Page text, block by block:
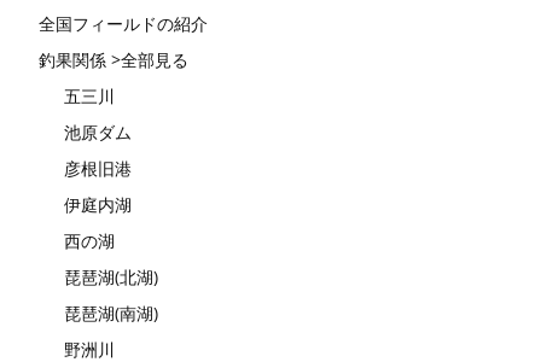
全国フィールドの紹介
釣果関係 >全部見る
五三川
池原ダム
彦根旧港
伊庭内湖
西の湖
琵琶湖(北湖)
琵琶湖(南湖)
野洲川